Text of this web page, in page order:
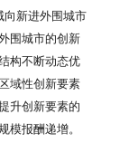
向新进外围城市
围城市的创新
构不断动态优
域性创新要素
升创新要素的
模报酬递增。